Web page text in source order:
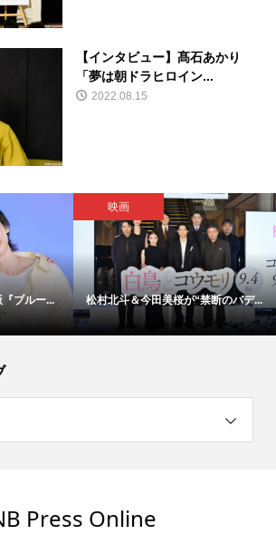
【インタビュー】髙石あかり
「夢は朝ドラヒロイン...
2022.08.15
ブルー...
映画
松村北斗＆今田美桜が“禁断のバデ...
Press Online